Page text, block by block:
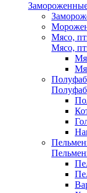
Мясо,
Мясо,